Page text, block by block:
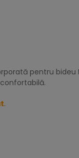
pentru bideu
.